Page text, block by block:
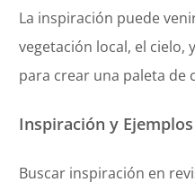
La inspiración puede
vegetación local, el cielo,
para crear una paleta de
Inspiración y Ejemplos
Buscar inspiración en